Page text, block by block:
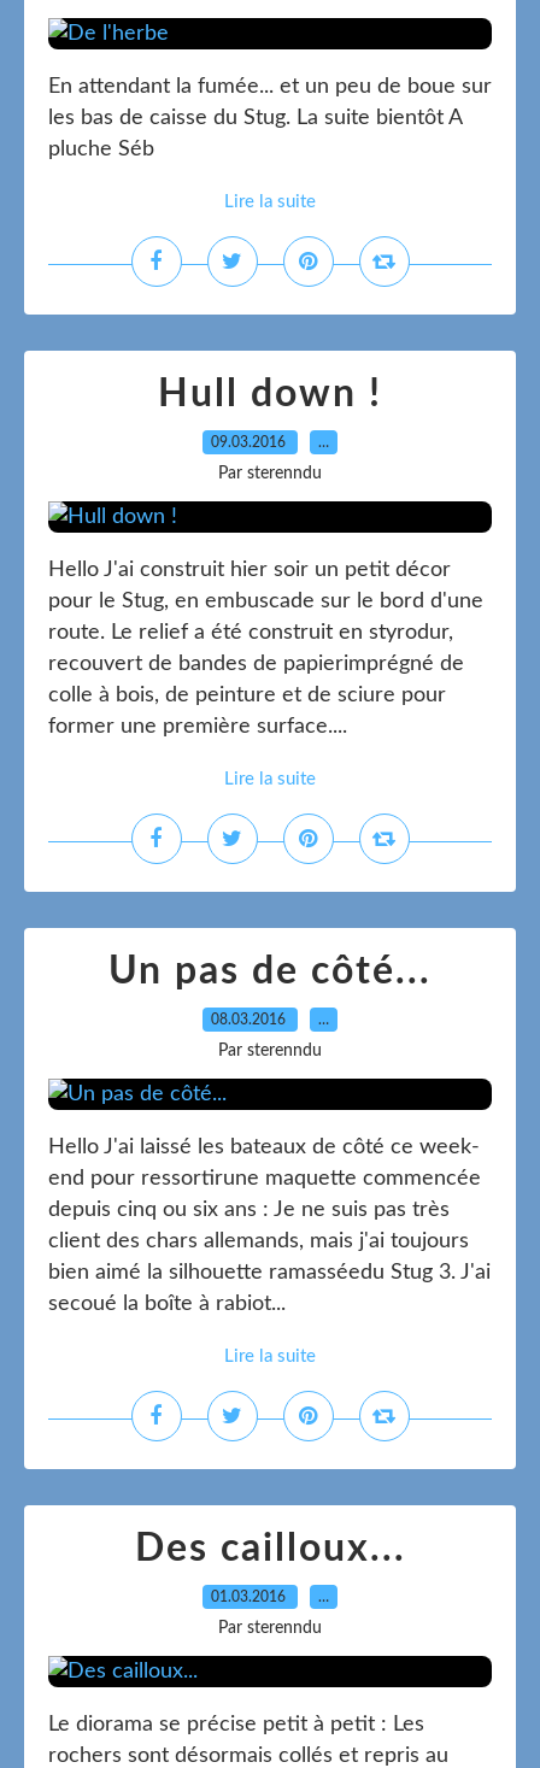
En attendant la fumée... et un peu de boue sur
les bas de caisse du Stug. La suite bientôt A
pluche Séb
Lire la suite
Hull down !
09.03.2016 …
Par sterenndu
Hello J'ai construit hier soir un petit décor
pour le Stug, en embuscade sur le bord d'une
route. Le relief a été construit en styrodur,
recouvert de bandes de papierimprégné de
colle à bois, de peinture et de sciure pour
former une première surface....
Lire la suite
Un pas de côté...
08.03.2016 …
Par sterenndu
Hello J'ai laissé les bateaux de côté ce week-
end pour ressortirune maquette commencée
depuis cinq ou six ans : Je ne suis pas très
client des chars allemands, mais j'ai toujours
bien aimé la silhouette ramasséedu Stug 3. J'ai
secoué la boîte à rabiot...
Lire la suite
Des cailloux...
01.03.2016 …
Par sterenndu
Le diorama se précise petit à petit : Les
rochers sont désormais collés et repris au